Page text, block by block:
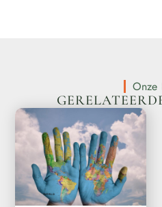
Onze